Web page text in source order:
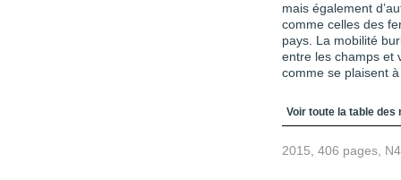
mais également
comme celles des
pays. La mobilité
entre les champs et
comme se plaisent
Table des
Voir toute la table des
2015, 406 pages,